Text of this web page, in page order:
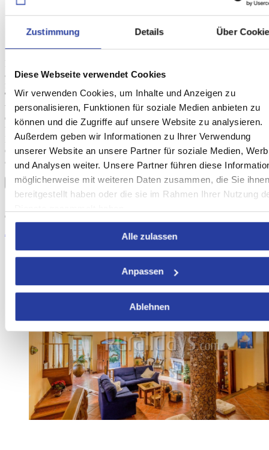
Zustimmung Details Über
Diese Webseite verwendet Cookies
Wir verwenden Cookies, um Inhalte und Anzeigen zu
personalisieren, Funktionen für soziale Medien anbieten zu
können und die Zugriffe auf unsere Website zu analysieren.
Außerdem geben wir Informationen zu Ihrer Verwendung
unserer Website an unsere Partner für soziale Medien,
und Analysen weiter. Unsere Partner führen diese
möglicherweise mit weiteren Daten zusammen, die Sie ihnen
bereitgestellt haben oder die sie im Rahmen Ihrer Nutzung
Alle zulassen
Anpassen
Ablehnen
In einer abgeschiedenen Umgebung wie dieser können Sie keine
andere Unterkunft als diese erwarten. Dieses Ferienhaus ist ein
fantastischer Ort, wenn Sie sich danach sehnen,
Trubel des Alltags abzuschalten . Im Außenbereich finden sich
viele Optionen für Ihre Freizeit, zum Beispiel ein Whirlpool und
ein Swimmingpool
, eine Tischtennisplatte, ein Pool und ein Grill,
um sich an der Kulinarik zu probieren. Das rustikale Ambientedes
Innenbereichs bietet Ihnen die perfekte Atmosphäre um sich unter
der Holzdecke zu entspannen, sowohl in den Schlafzimmern, als
auch im Wohnzimmer.
BUCHEN SIE JETZT!
9.
Außenbereich